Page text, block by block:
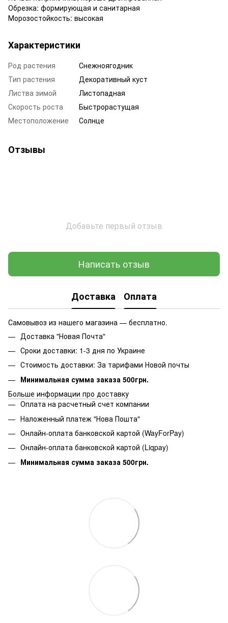
Обрезка: формирующая и санитарная
Морозостойкость: высокая
Характеристики
Род растения
Снежноягодник
Тип растения
Декоративный куст
Листва зимой
Листопадная
Скорость роста
Быстрорастущая
Местоположение
Солнце
Отзывы
Добавьте первый отзыв
Написать отзыв
Доставка Оплата
Самовывоз из нашего магазина — бесплатно.
Доставка "Новая Почта"
Сроки доставки: 1-3 дня по Украине
Стоимость доставки: За тарифами Новой почты
Минимальная сумма заказа 500грн.
Больше информации про доставку
Оплата на расчетный счет компании
Наложенный платеж "Нова Пошта"
Онлайн-оплата банковской картой (WayForPay)
Онлайн-оплата банковской картой (Liqpay)
Минимальная сумма заказа 500грн.